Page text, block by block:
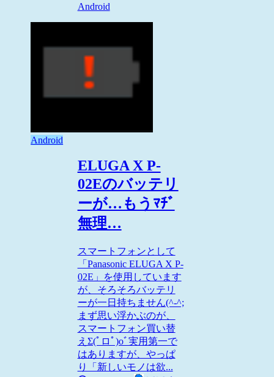
Android
Android
ELUGA X P-
02Eのバッテリ
ーが…もうﾏﾁﾞ
無理…
スマートフォンとして
「Panasonic ELUGA X P-
02E」を使用しています
が、そろそろバッテリ
ーが一日持ちません(^-^;
まず思い浮かぶのが、
スマートフォン買い替
えΣ(ﾟロﾟ)oﾞ実用第一で
はありますが、やっぱ
り「新しいモノは欲...